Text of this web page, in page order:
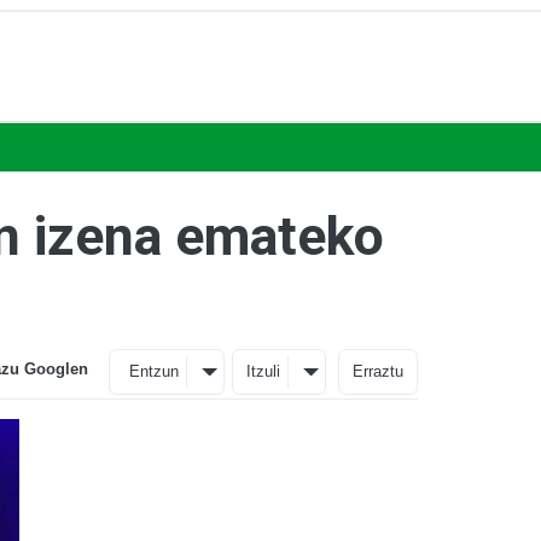
izena emateko
Googlen Entzun Itzuli Erraztu